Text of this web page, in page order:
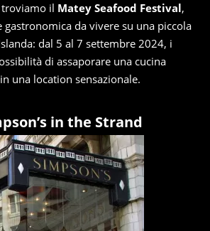
il Matey Seafood Festival,
gastronomica da vivere su una piccola
dal 5 al 7 settembre 2024, i
di assaporare una cucina
una location sensazionale.
in the Strand